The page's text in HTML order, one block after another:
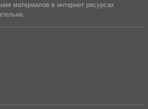
материалов в интернет ресурсах